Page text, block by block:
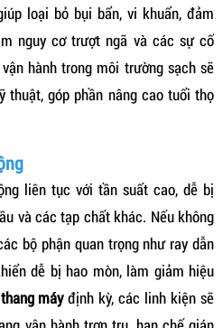
loại bỏ bụi bẩn, vi khuẩn, đảm
nguy cơ trượt ngã và các sự cố
hành trong môi trường sạch sẽ
góp phần nâng cao tuổi thọ
liên tục với tần suất cao, dễ bị
và các tạp chất khác. Nếu không
bộ phận quan trọng như ray dẫn
dễ bị hao mòn, làm giảm hiệu
máyđịnh kỳ, các linh kiện sẽ